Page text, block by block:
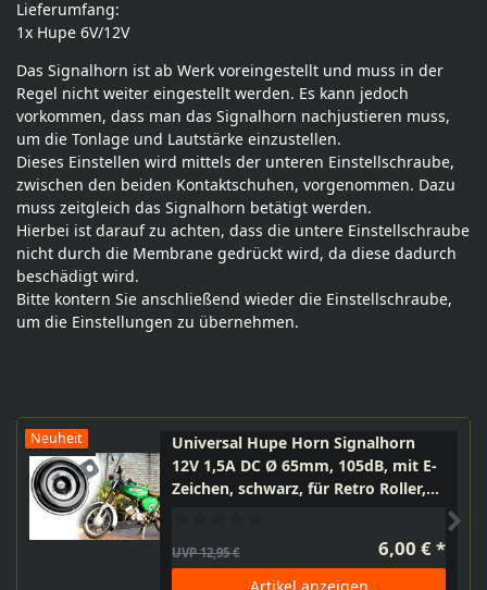
Lieferumfang:
1x Hupe 6V/12V
Das Signalhorn ist ab Werk voreingestellt und muss in der
Regel nicht weiter eingestellt werden. Es kann jedoch
vorkommen, dass man das Signalhorn nachjustieren muss,
um die Tonlage und Lautstärke einzustellen.
Dieses Einstellen wird mittels der unteren Einstellschraube,
zwischen den beiden Kontaktschuhen, vorgenommen. Dazu
muss zeitgleich das Signalhorn betätigt werden.
Hierbei ist darauf zu achten, dass die untere Einstellschraube
nicht durch die Membrane gedrückt wird, da diese dadurch
beschädigt wird.
Bitte kontern Sie anschließend wieder die Einstellschraube,
um die Einstellungen zu übernehmen.
Neuheit
Universal Hupe Horn Signalhorn
12V 1,5A DC Ø 65mm, 105dB, mit E-
Zeichen, schwarz, für Retro Roller,
UVP 12,95 € 6,00 € *
Artikel anzeigen